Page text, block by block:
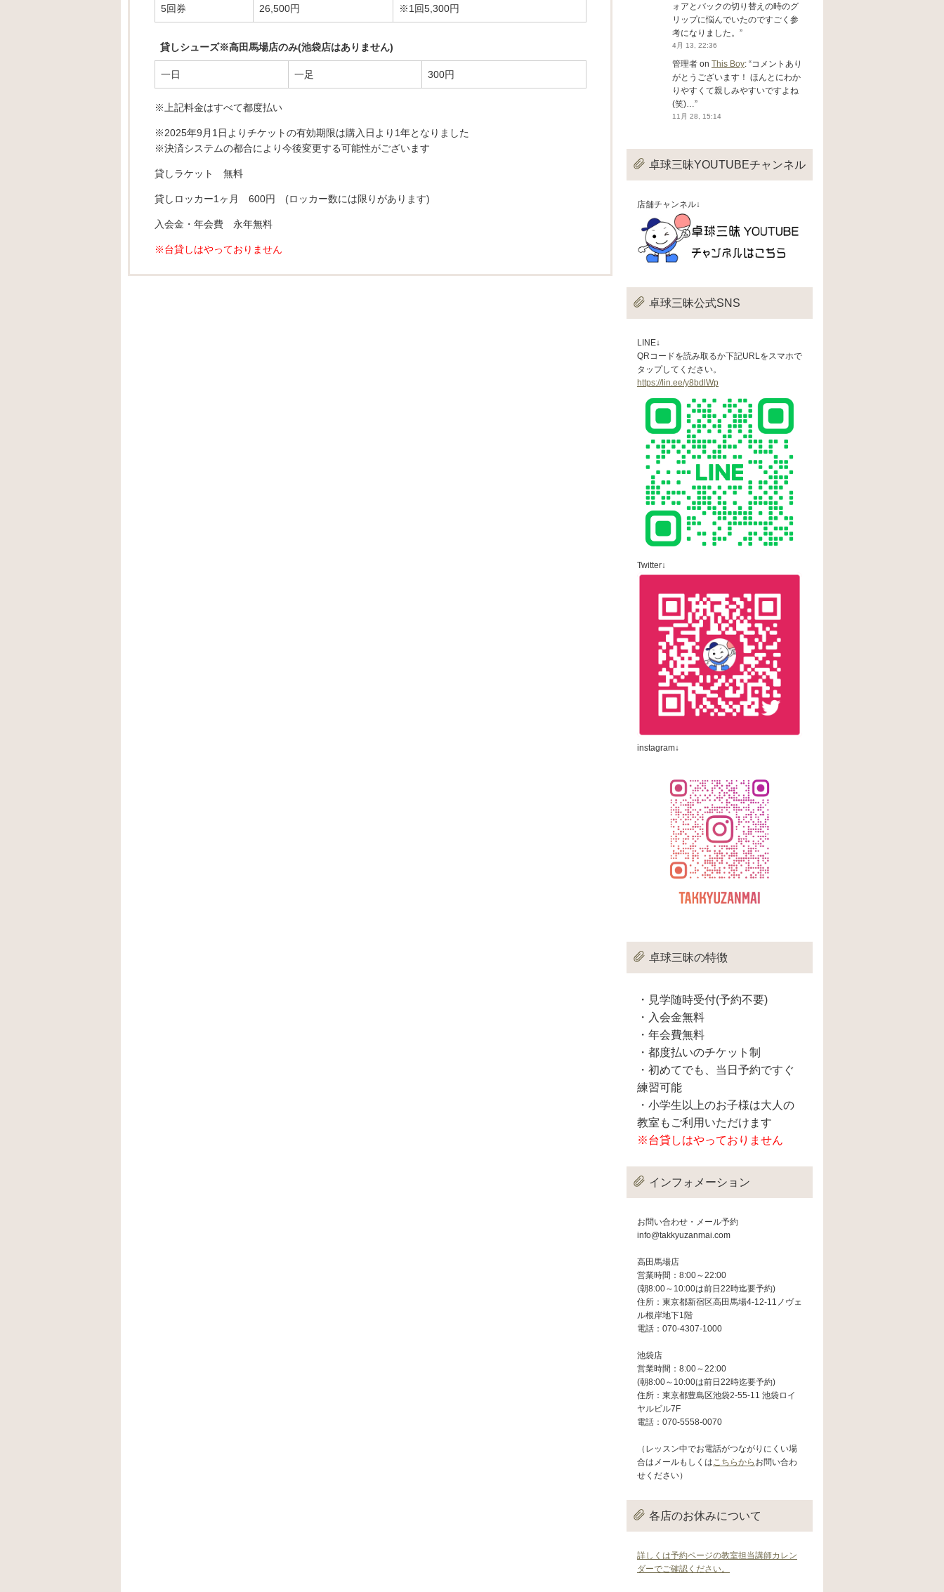
5回券 26,500円 ※1回5,300円
貸しシューズ※高田馬場店のみ(池袋店はありません)
一日 一足 300円
※上記料金はすべて都度払い
※2025年9月1日よりチケットの有効期限は購入日より1年となりました
※決済システムの都合により今後変更する可能性がございます
貸しラケット 無料
貸しロッカー1ヶ月 600円 (ロッカー数には限りがあります)
入会金・年会費 永年無料
※台貸しはやっておりません
ォアとバックの切り替えの時のグ
リップに悩んでいたのですごく参
考になりました。 ”
4月 13, 22:36
管理者 on This Boy: “コメントあり
がとうございます！ ほんとにわか
りやすくて親しみやすいですよね
(笑)…”
11月 28, 15:14
卓球三昧YOUTUBEチャンネル
店舗チャンネル↓
卓球三昧公式SNS
LINE↓
QRコードを読み取るか下記URLをスマホで
タップしてください。
https://lin.ee/y8bdlWp
Twitter↓
instagram↓
卓球三昧の特徴
・見学随時受付(予約不要)
・入会金無料
・年会費無料
・都度払いのチケット制
・初めてでも、当日予約ですぐ
練習可能
・小学生以上のお子様は大人の
教室もご利用いただけます
※台貸しはやっておりません
インフォメーション
お問い合わせ・メール予約
info@takkyuzanmai.com
高田馬場店
営業時間：8:00～22:00
(朝8:00～10:00は前日22時迄要予約)
住所：東京都新宿区高田馬場4-12-11ノヴェ
ル根岸地下1階
電話：070-4307-1000
池袋店
営業時間：8:00～22:00
(朝8:00～10:00は前日22時迄要予約)
住所：東京都豊島区池袋2-55-11 池袋ロイ
ヤルビル7F
電話：070-5558-0070
（レッスン中でお電話がつながりにくい場
合はメールもしくはこちらから お問い合わ
せください）
各店のお休みについて
詳しくは予約ページの教室担当講師カレン
ダーでご確認ください。